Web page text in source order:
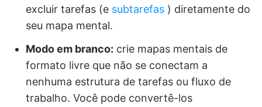
excluir tarefas (e subtarefas ) diretamente do
seu mapa mental.
Modo em branco: crie mapas mentais de
formato livre que não se conectam a
nenhuma estrutura de tarefas ou fluxo de
trabalho. Você pode convertê-los